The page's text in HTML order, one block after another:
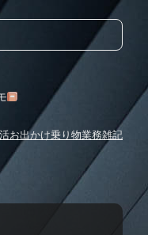
お出かけ乗り物業務雑記